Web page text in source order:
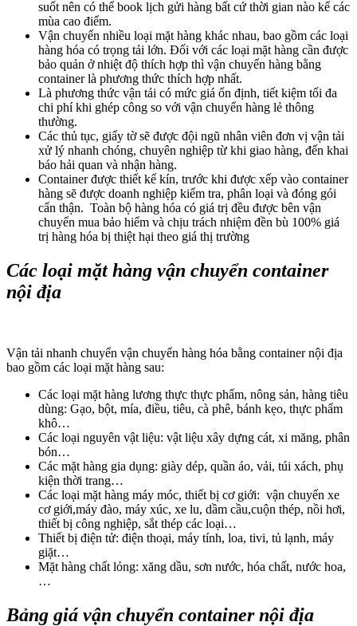
suốt nên có thể book lịch gửi hàng bất cứ thời gian nào kể các
mùa cao điểm.
Vận chuyển nhiều loại mặt hàng khác nhau, bao gồm các loại
hàng hóa có trọng tải lớn. Đối với các loại mặt hàng cần được
bảo quản ở nhiệt độ thích hợp thì vận chuyển hàng bằng
container là phương thức thích hợp nhất.
Là phương thức vận tải có mức giá ổn định, tiết kiệm tối đa
chi phí khi ghép công so với vận chuyển hàng lẻ thông
thường.
Các thủ tục, giấy tờ sẽ được đội ngũ nhân viên đơn vị vận tải
xử lý nhanh chóng, chuyên nghiệp từ khi giao hàng, đến khai
báo hải quan và nhận hàng.
Container được thiết kế kín, trước khi được xếp vào container
hàng sẽ được doanh nghiệp kiểm tra, phân loại và đóng gói
cẩn thận. Toàn bộ hàng hóa có giá trị đều được bên vận
chuyển mua bảo hiểm và chịu trách nhiệm đền bù 100% giá
trị hàng hóa bị thiệt hại theo giá thị trường
Các loại mặt hàng vận chuyển container
nội địa
Vận tải nhanh chuyển vận chuyển hàng hóa bằng container nội địa
bao gồm các loại mặt hàng sau:
Các loại mặt hàng lương thực thực phẩm, nông sản, hàng tiêu
dùng: Gạo, bột, mía, điều, tiêu, cà phê, bánh kẹo, thực phẩm
khô…
Các loại nguyên vật liệu: vật liệu xây dựng cát, xi măng, phân
bón…
Các mặt hàng gia dụng: giày dép, quần áo, vải, túi xách, phụ
kiện thời trang…
Các loại mặt hàng máy móc, thiết bị cơ giới: vận chuyển xe
cơ giới,máy đào, máy xúc, xe lu, dầm cầu,cuộn thép, nồi hơi,
thiết bị công nghiệp, sắt thép các loại…
Thiết bị điện tử: điện thoại, máy tính, loa, tivi, tủ lạnh, máy
giặt…
Mặt hàng chất lỏng: xăng dầu, sơn nước, hóa chất, nước hoa,
…
Bảng giá vận chuyển container nội địa